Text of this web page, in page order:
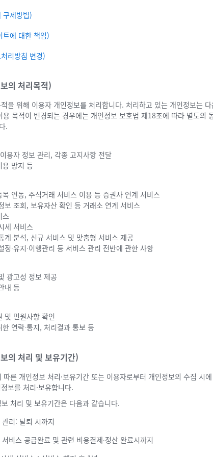
구제방법)
에 대한 책임)
리방침 변경)
의 처리목적)
을 위해 이용자 개인정보를 처리합니다. 처리하고 있는 개인정보는
용 목적이 변경되는 경우에는 개인정보 보호법 제18조에 따라 별도의
.
용자 정보 관리, 각종 고지사항 전달
용 방지 등
목 연동, 주식거래 서비스 이용 등 증권사 연계 서비스
보 조회, 보유자산 확인 등 거래소 연계 서비스
스
세 서비스
계∙분석, 신규 서비스 및 맞춤형 서비스 제공
정∙유지∙이행관리 등 서비스 관리 전반에 관한 사항
광고성 정보 제공
내 등
및 민원사항 확인
연락∙통지, 처리결과 통보 등
의 처리 및 보유기간)
른 개인정보 처리·보유기간 또는 이용자로부터 개인정보의 수집 시
보를 처리·보유합니다.
처리 및 보유기간은 다음과 같습니다.
리: 탈퇴 시까지
비스 공급완료 및 관련 비용결제∙정산 완료시까지